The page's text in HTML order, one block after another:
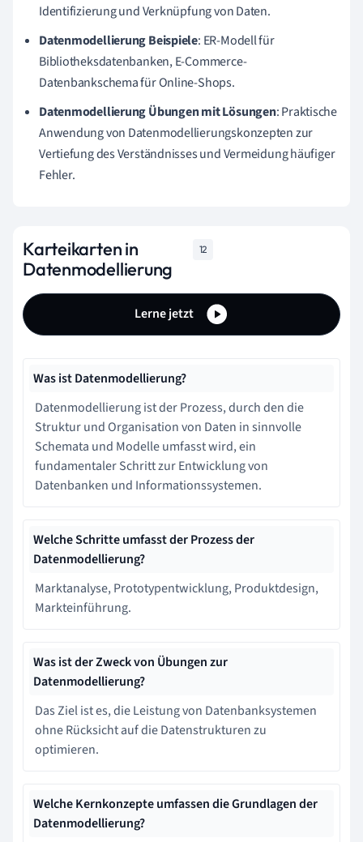
Identifizierung und Verknüpfung von Daten.
Datenmodellierung Beispiele: ER-Modell für
Bibliotheksdatenbanken, E-Commerce-
Datenbankschema für Online-Shops.
Datenmodellierung Übungen mit Lösungen: Praktische
Anwendung von Datenmodellierungskonzepten zur
Vertiefung des Verständnisses und Vermeidung häufiger
Fehler.
Karteikarten in
Datenmodellierung
12
Lerne jetzt
Was ist Datenmodellierung?
Datenmodellierung ist der Prozess, durch den die
Struktur und Organisation von Daten in sinnvolle
Schemata und Modelle umfasst wird, ein
fundamentaler Schritt zur Entwicklung von
Datenbanken und Informationssystemen.
Welche Schritte umfasst der Prozess der
Datenmodellierung?
Marktanalyse, Prototypentwicklung, Produktdesign,
Markteinführung.
Was ist der Zweck von Übungen zur
Datenmodellierung?
Das Ziel ist es, die Leistung von Datenbanksystemen
ohne Rücksicht auf die Datenstrukturen zu
optimieren.
Welche Kernkonzepte umfassen die Grundlagen der
Datenmodellierung?